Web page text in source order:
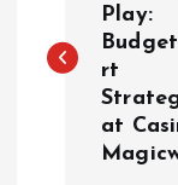
s
Play:
rt
at